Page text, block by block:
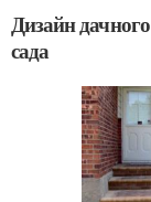
Дизайн
сада